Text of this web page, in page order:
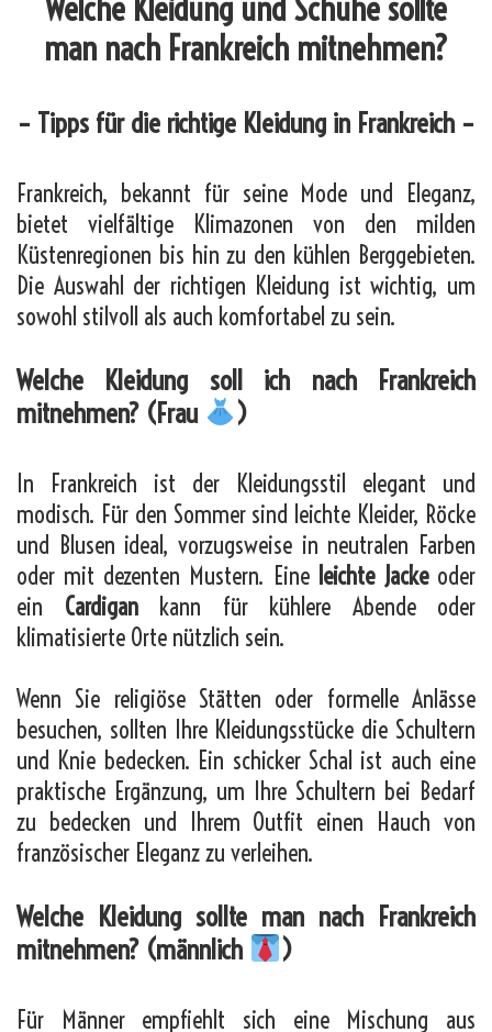
Welche Kleidung und Schuhe sollte
man nach Frankreich mitnehmen?
– Tipps für die richtige Kleidung in Frankreich –
Frankreich, bekannt für seine Mode und Eleganz,
bietet vielfältige Klimazonen von den milden
Küstenregionen bis hin zu den kühlen Berggebieten.
Die Auswahl der richtigen Kleidung ist wichtig, um
sowohl stilvoll als auch komfortabel zu sein.
Welche Kleidung soll ich nach Frankreich
mitnehmen? (Frau
)
In Frankreich ist der Kleidungsstil elegant und
modisch. Für den Sommer sind leichte Kleider, Röcke
und Blusen ideal, vorzugsweise in neutralen Farben
oder mit dezenten Mustern. Eine leichte Jackeoder
ein Cardigankann für kühlere Abende oder
klimatisierte Orte nützlich sein.
Wenn Sie religiöse Stätten oder formelle Anlässe
besuchen, sollten Ihre Kleidungsstücke die Schultern
und Knie bedecken. Ein schicker Schal ist auch eine
praktische Ergänzung, um Ihre Schultern bei Bedarf
zu bedecken und Ihrem Outfit einen Hauch von
französischer Eleganz zu verleihen.
Welche Kleidung sollte man nach Frankreich
mitnehmen? (männlich
)
Für Männer empfiehlt sich eine Mischung aus